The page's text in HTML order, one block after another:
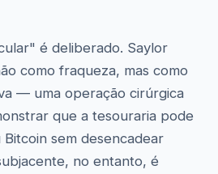
é deliberado. Saylor
como fraqueza, mas como
— uma operação cirúrgica
que a tesouraria pode
sem desencadear
no entanto, é